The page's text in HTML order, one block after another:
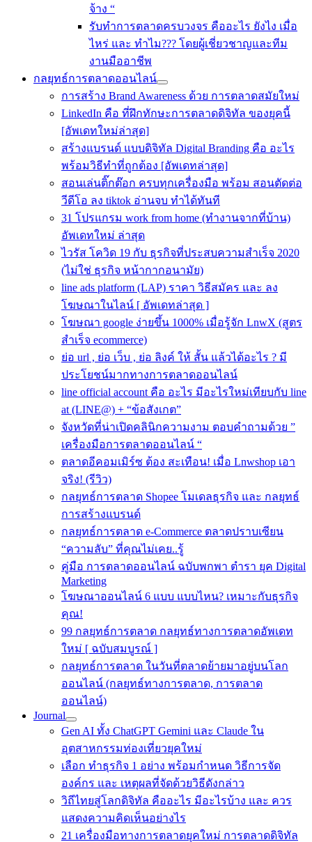
จ้าง “
รับทำการตลาดครบวงจร คืออะไร ยังไง เมื่อ
ไหร่ และ ทำไม??? โดยผู้เชี่ยวชาญและทีม
งานมืออาชีพ
กลยุทธ์การตลาดออนไลน์
การสร้าง Brand Awareness ด้วย การตลาดสมัยใหม่
LinkedIn คือ ที่ฝึกทักษะการตลาดดิจิทัล ของยุคนี้
[อัพเดทใหม่ล่าสุด]
สร้างแบรนด์ แบบดิจิทัล Digital Branding คือ อะไร
พร้อมวิธีทำที่ถูกต้อง [อัพเดทล่าสุด]
สอนเล่นติ๊กต๊อก ครบทุกเครื่องมือ พร้อม สอนตัดต่อ
วีดีโอ ลง tiktok อ่านจบ ทำได้ทันที
31 โปรแกรม work from home (ทำงานจากที่บ้าน)
อัพเดทใหม่ ล่าสุด
ไวรัส โควิด 19 กับ ธุรกิจที่ประสบความสําเร็จ 2020
(ไม่ใช่ ธุรกิจ หน้ากากอนามัย)
line ads platform (LAP) ราคา วิธีสมัคร และ ลง
โฆษณาในไลน์ [ อัพเดทล่าสุด ]
โฆษณา google ง่ายขึ้น 1000% เมื่อรู้จัก LnwX (สูตร
สำเร็จ ecommerce)
ย่อ url , ย่อ เว็บ , ย่อ ลิงค์ ให้ สั้น แล้วได้อะไร ? มี
ประโยชน์มากทางการตลาดออนไลน์
line official account คือ อะไร มีอะไรใหม่เทียบกับ line
at (LINE@) + “ข้อสังเกต”
จังหวัดที่น่าเปิดคลินิกความงาม ตอบคำถามด้วย ”
เครื่องมือการตลาดออนไลน์ “
ตลาดอีคอมเมิร์ซ ต้อง สะเทือน! เมื่อ Lnwshop เอา
จริง! (รีวิว)
กลยุทธ์การตลาด Shopee โมเดลธุรกิจ และ กลยุทธ์
การสร้างแบรนด์
กลยุทธ์การตลาด e-Commerce ตลาดปราบเซียน
“ความลับ” ที่คุณไม่เคย..รู้
คู่มือ การตลาดออนไลน์ ฉบับพกพา ตำรา ยุค Digital
Marketing
โฆษณาออนไลน์ 6 แบบ แบบไหน? เหมาะกับธุรกิจ
คุณ!
99 กลยุทธ์การตลาด กลยุทธ์ทางการตลาดอัพเดท
ใหม่ [ ฉบับสมบูรณ์ ]
กลยุทธ์การตลาด ในวันที่ตลาดย้ายมาอยู่บนโลก
ออนไลน์ (กลยุทธ์ทางการตลาด, การตลาด
ออนไลน์)
Journal
Gen AI ทั้ง ChatGPT Gemini และ Claude ใน
อุตสาหกรรมท่องเที่ยวยุคใหม่
เลือก ทำธุรกิจ 1 อย่าง พร้อมกำหนด วิธีการจัด
องค์กร และ เหตุผลที่จัดด้วยวิธีดังกล่าว
วิถีไทยสู่โลกดิจิทัล คืออะไร มีอะไรบ้าง และ ควร
แสดงความคิดเห็นอย่างไร
21 เครื่องมือทางการตลาดยุคใหม่ การตลาดดิจิทัล